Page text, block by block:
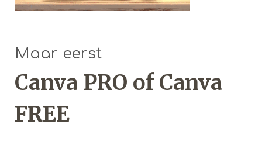
Maar eerst
Canva PRO of Canva
FREE